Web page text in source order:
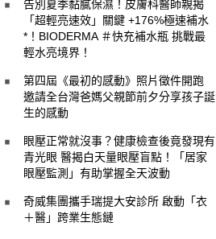
告別夏季黏膩保濕！皮膚科醫師親揭
「超輕亮速效」關鍵 +176%極速補水
*！BIODERMA ＃快充補水瓶 挑戰最
輕水亮境界！
第四屆《最初的感動》照片徵件開跑
邀請全台灣爸媽父親節前夕分享孩子誕
生的感動
眼壓正常就沒事？健康檢查後竟發現有
青光眼 醫揭白天量眼壓盲點！「居家
眼壓監測」有助掌握全天波動
奇威集團攜手瑞提大安診所 啟動「衣
＋醫」跨業生態鏈